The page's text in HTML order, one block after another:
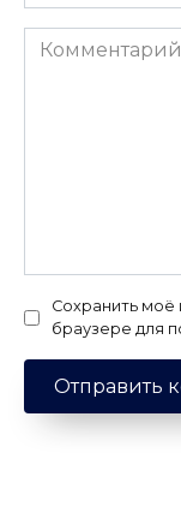
Комментарий
Сохранить моё
браузере для